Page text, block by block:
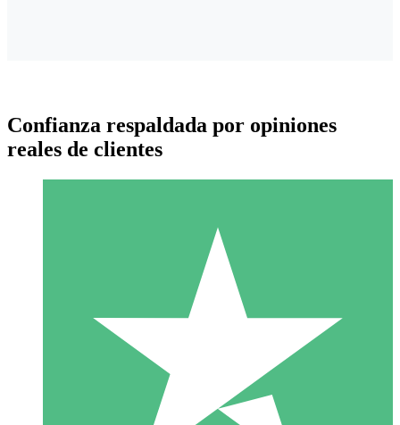
Paquetes de Créditos Individuales
Paga según el uso con créditos de descarga. Sin compromiso
10 00
Confianza respaldada por opiniones
reales de clientes